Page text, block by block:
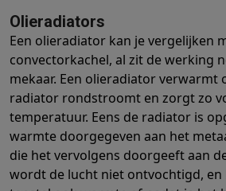
Olieradiators
Een olieradiator kan je vergelijken
convectorkachel, al zit de werking
mekaar. Een olieradiator verwarmt
radiator rondstroomt en zorgt zo
temperatuur. Eens de radiator is
warmte doorgegeven aan het
die het vervolgens doorgeeft aan
wordt de lucht niet ontvochtigd,